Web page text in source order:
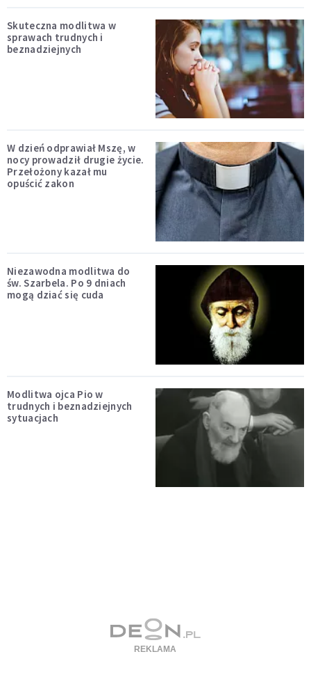
Skuteczna modlitwa w
sprawach trudnych i
beznadziejnych
W dzień odprawiał Mszę, w
nocy prowadził drugie życie.
Przełożony kazał mu
opuścić zakon
Niezawodna modlitwa do
św. Szarbela. Po 9 dniach
mogą dziać się cuda
Modlitwa ojca Pio w
trudnych i beznadziejnych
sytuacjach